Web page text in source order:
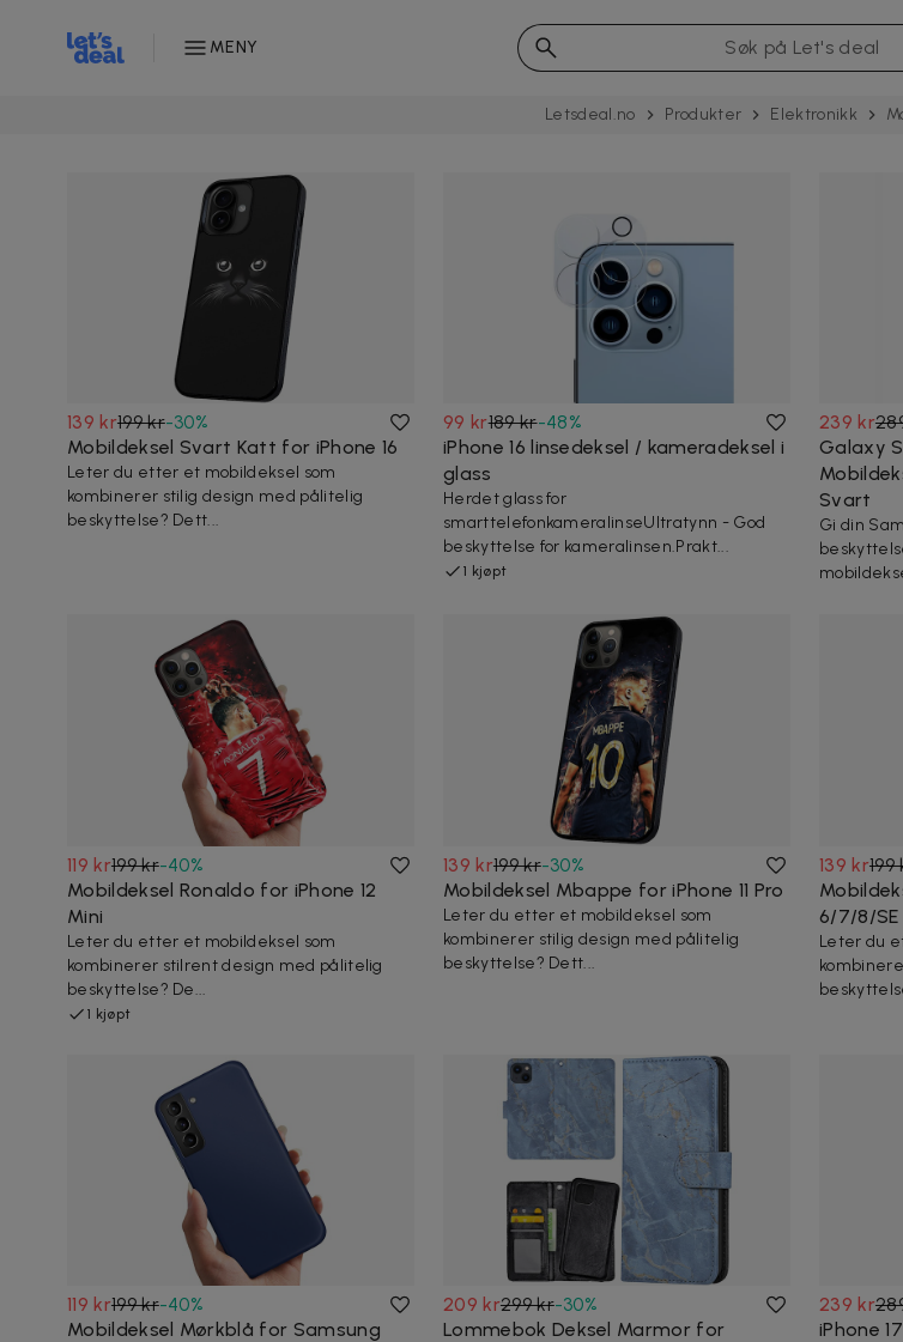
MENY
Letsdeal.no Produkter Elektronikk
139 kr199 kr-30%
Mobildeksel Svart Katt for iPhone 16
Leter du etter et mobildeksel som
kombinerer stilig design med pålitelig
beskyttelse? Dett...
99 kr189 kr-48%
iPhone 16 linsedeksel / kameradeksel i
glass
Herdet glass for
smarttelefonkameralinseUltratynn - God
beskyttelse for kameralinsen.Prakt...
1 kjøpt
239 kr
Galaxy
Svart
Gi din
119 kr199 kr-40%
Mobildeksel Ronaldo for iPhone 12
Mini
Leter du etter et mobildeksel som
kombinerer stilrent design med pålitelig
beskyttelse? De...
1 kjøpt
139 kr199 kr-30%
Mobildeksel Mbappe for iPhone 11 Pro
Leter du etter et mobildeksel som
kombinerer stilig design med pålitelig
beskyttelse? Dett...
139 kr199
6/7/8/SE
Leter du
119 kr199 kr-40%
Mobildeksel Mørkblå for Samsung
209 kr299 kr-30%
Lommebok Deksel Marmor for
239 kr
iPhone